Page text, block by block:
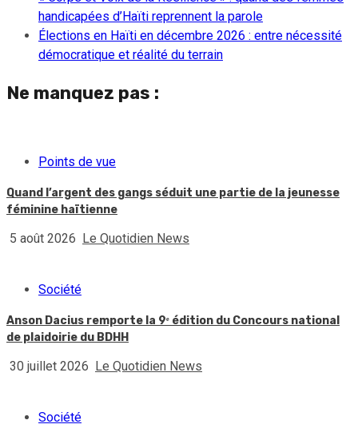
handicapées d’Haïti reprennent la parole
Élections en Haïti en décembre 2026 : entre nécessité
démocratique et réalité du terrain
Ne manquez pas :
Points de vue
Quand l’argent des gangs séduit une partie de la jeunesse
féminine haïtienne
5 août 2026 Le Quotidien News
Société
Anson Dacius remporte la 9ᵉ édition du Concours national
de plaidoirie du BDHH
30 juillet 2026 Le Quotidien News
Société